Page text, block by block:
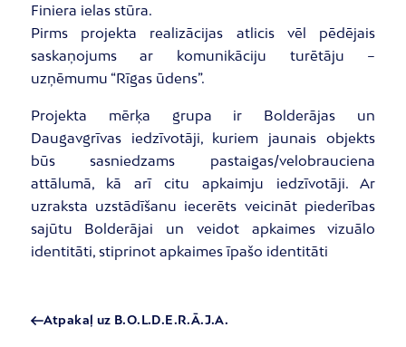
Finiera ielas stūra.
Pirms projekta realizācijas atlicis vēl pēdējais
saskaņojums ar komunikāciju turētāju –
uzņēmumu “Rīgas ūdens”.
Projekta mērķa grupa ir Bolderājas un
Daugavgrīvas iedzīvotāji, kuriem jaunais objekts
būs sasniedzams pastaigas/velobrauciena
attālumā, kā arī citu apkaimju iedzīvotāji. Ar
uzraksta uzstādīšanu iecerēts veicināt piederības
sajūtu Bolderājai un veidot apkaimes vizuālo
identitāti, stiprinot apkaimes īpašo identitāti
Atpakaļ uz B.O.L.D.E.R.Ā.J.A.